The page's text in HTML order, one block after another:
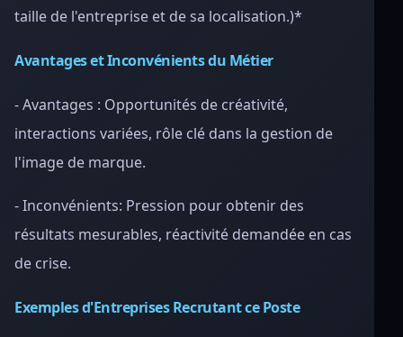
taille de l'entreprise et de sa localisation.)*
Avantages et Inconvénients du Métier
- Avantages : Opportunités de créativité,
interactions variées, rôle clé dans la gestion de
l'image de marque.
- Inconvénients: Pression pour obtenir des
résultats mesurables, réactivité demandée en cas
de crise.
Exemples d'Entreprises Recrutant ce Poste